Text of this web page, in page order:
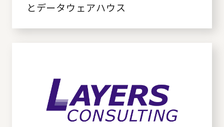
とデータウェアハウス